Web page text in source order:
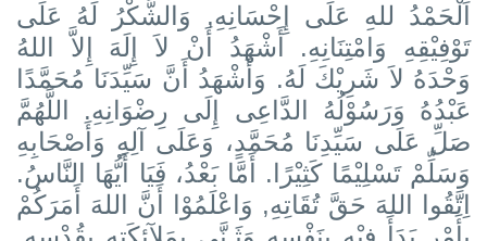
اَلْحَمْدُ للهِ عَلَى إِحْسَانِهِ, وَالشُّكْرُ لَهُ عَلَى
تَوْفِيْقِهِ وَامْتِنَانِهِ. أَشْهَدُ أَنْ لاَ إِلَهَ إِلاَّ اللهُ
وَحْدَهُ لاَ شَرِيْكَ لَهُ. وَأَشْهَدُ أَنَّ سَيِّدَنَا مُحَمَّدًا
عَبْدُهُ وَرَسُوْلُهُ الدَّاعِى إِلَى رِضْوَانِهِ. اللَّهُمَّ
صَلِّ عَلَى سَيِّدِنَا مُحَمَّدٍ، وَعَلَى آلِهِ وَأَصْحَابِهِ
وَسَلِّمْ تَسْلِيْمًا كَثِيْرًا. أَمَّا بَعْدُ، فَيَا أَيُّهَا النَّاسُ.
اِتَّقُوا اللهَ حَقَّ تُقَاتِهِ, وَاعْلَمُوْا أَنَّ اللهَ أَمَرَكُمْ